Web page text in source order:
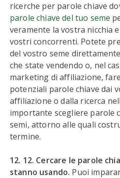
ricerche per parole chiave
parole chiave del tuo seme
veramente la vostra nicchia
vostri concorrenti. Potete
del vostro seme
che state vendendo o, nel
marketing di affiliazione,
potenziali parole chiave dai
affiliazione o dalla ricerca
importante scegliere parole
semi, attorno alle quali
termine.
12. 12. Cercare le parole
stanno usando. Puoi